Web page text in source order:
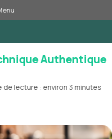
Authentique
de lecture : environ 3 minutes